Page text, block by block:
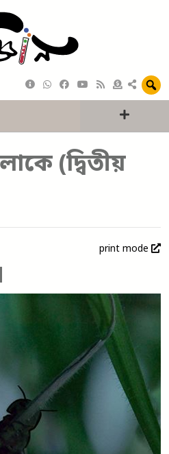
(দ্বিতীয়
print mode